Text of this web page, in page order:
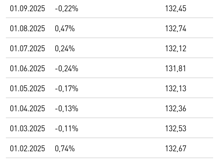
01.09.2025 -0,22%
132,45
01.08.2025
0,47%
132,74
01.07.2025
0,24%
132,12
01.06.2025
-0,24%
131,81
01.05.2025
-0,17%
132,13
01.04.2025
-0,13%
132,36
01.03.2025
-0,11%
132,53
01.02.2025
0,74%
132,67